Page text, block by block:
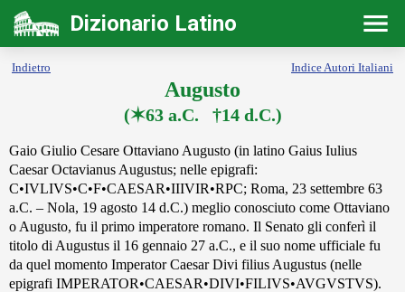
Dizionario Latino
Indietro Indice Autori Italiani
Augusto
(✶63 a.C. †14 d.C.)
Gaio Giulio Cesare Ottaviano Augusto (in latino Gaius Iulius
Caesar Octavianus Augustus; nelle epigrafi:
C•IVLIVS•C•F•CAESAR•IIIVIR•RPC; Roma, 23 settembre 63
a.C. – Nola, 19 agosto 14 d.C.) meglio conosciuto come Ottaviano
o Augusto, fu il primo imperatore romano. Il Senato gli conferì il
titolo di Augustus il 16 gennaio 27 a.C., e il suo nome ufficiale fu
da quel momento Imperator Caesar Divi filius Augustus (nelle
epigrafi IMPERATOR•CAESAR•DIVI•FILIVS•AVGVSTVS).